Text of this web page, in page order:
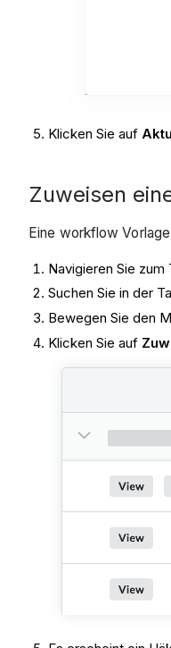
Klicken Sie auf
Zuweisen
Eine workflow
Navigieren Sie
Suchen Sie in der
Bewegen Sie den
Klicken Sie auf